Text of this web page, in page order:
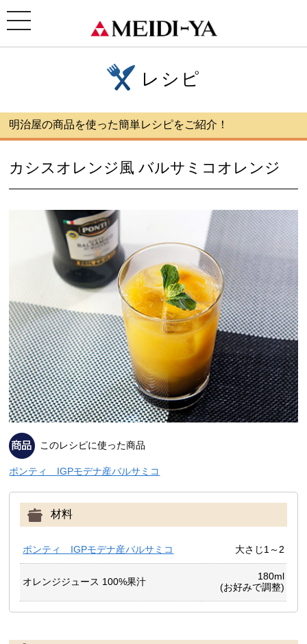
toggle
navigation
レシピ
明治屋の商品を使った簡単レシピをご紹介！
カシスオレンジ風 バルサミコオレンジ
このレシピに使った商品
ポンティ IGPモデナ産バルサミコ
材料
ポンティ IGPモデナ産バルサミコ 大さじ1～2
オレンジジュース 100%果汁
180ml
(お好みで調整)